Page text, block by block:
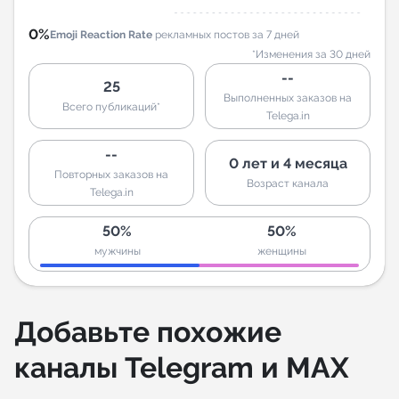
0%Emoji Reaction Rate рекламных постов за 7 дней
*Изменения за 30 дней
25
Всего публикаций*
--
Выполненных заказов на
Telega.in
--
Повторных заказов на
Telega.in
0 лет и 4 месяца
Возраст канала
50%
мужчины
50%
женщины
Добавьте похожие
каналы Telegram и MAX